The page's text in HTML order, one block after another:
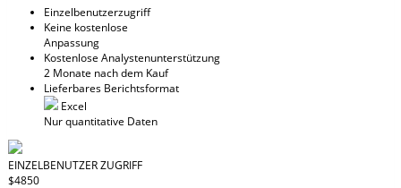
Einzelbenutzerzugriff
Keine kostenlose
Anpassung
Kostenlose Analystenunterstützung
2 Monate nach dem Kauf
Lieferbares Berichtsformat
Excel
Nur quantitative Daten
EINZELBENUTZER ZUGRIFF
$4850